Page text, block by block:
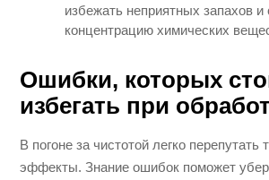
избежать неприятных запахов и
концентрацию химических
Ошибки, которых
избегать при
В погоне за чистотой легко перепутать
эффекты. Знание ошибок поможет